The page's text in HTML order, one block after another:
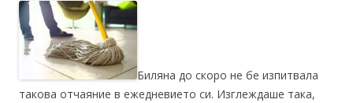
Биляна до скоро не бе изпитвала
такова отчаяние в ежедневието си. Изглеждаше така,